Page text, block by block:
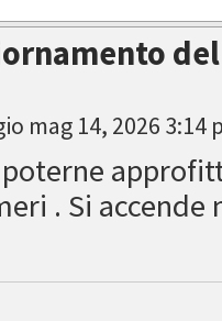
mag 14, 2026 3:14
. Si